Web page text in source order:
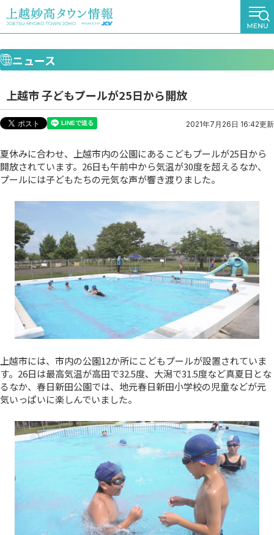
ニュース
上越市 子どもプールが25日から開放
2021年7月26日 16:42更新
夏休みに合わせ、上越市内の公園にあるこどもプールが25日から
開放されています。26日も午前中から気温が30度を超えるなか、
プールには子どもたちの元気な声が響き渡りました。
上越市には、市内の公園12か所にこどもプールが設置されていま
す。26日は最高気温が高田で32.5度、大潟で31.5度など真夏日とな
るなか、春日新田公園では、地元春日新田小学校の児童などが元
気いっぱいに楽しんでいました。